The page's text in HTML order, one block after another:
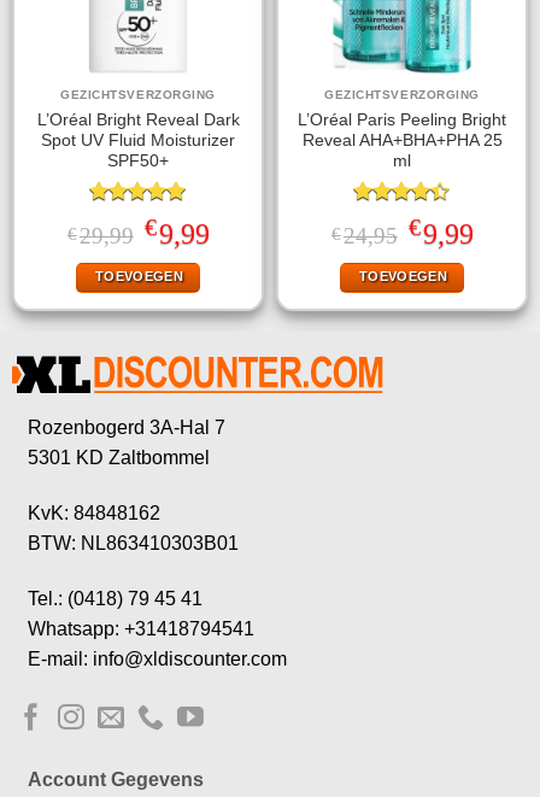
GEZICHTSVERZORGING
L’Oréal Bright Reveal Dark
Spot UV Fluid Moisturizer
SPF50+
Gewaardeerd
5.00uit 5
€29,99 Oorspronkelijke
prijs
was:
€29,99.
€9,99Huidige
prijs
TOEVOEGEN
GEZICHTSVERZORGING
L’Oréal Paris Peeling Bright
Reveal AHA+BHA+PHA 25
ml
Gewaardeerd
4.40uit 5
€24,95 Oorspronkelijke
prijs
was:
€24,95.
€9,99Huidige
prijs
TOEVOEGEN
Rozenbogerd 3A-Hal 7
5301 KD Zaltbommel
KvK: 84848162
BTW: NL863410303B01
Tel.: (0418) 79 45 41
Whatsapp: +31418794541
E-mail: info@xldiscounter.com
Account Gegevens